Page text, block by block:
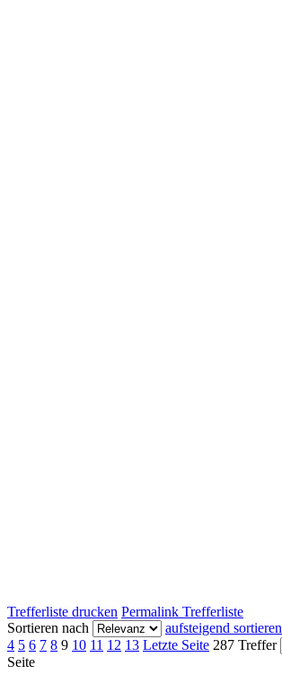
Trefferliste drucken Permalink Trefferliste
Sortieren nach
aufsteigend sortieren
4 5 6 7 8 9 10 11 12 13 Letzte Seite 287 Treffer
Seite